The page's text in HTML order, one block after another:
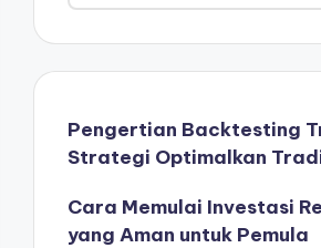
Pengertian Backtesting
Strategi Optimalkan
Cara Memulai Investasi
yang Aman untuk Pemula